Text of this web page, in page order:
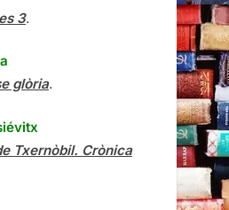
3.
glòria.
Txernòbil. Crònica